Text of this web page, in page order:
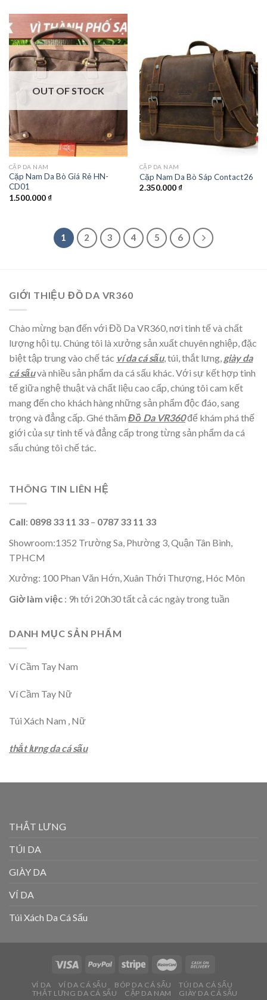
OUT OF STOCK
CẶP DA NAM
Cặp Nam Da Bò Giá Rẻ HN-
CD01
1.500.000₫
CẶP DA NAM
Cặp Nam Da Bò Sáp Contact26
2.350.000₫
1 2 3 4 5 6
GIỚI THIỆU ĐỒ DA VR360
Chào mừng bạn đến với Đồ Da VR360, nơi tinh tế và chất
lượng hội tụ. Chúng tôi là xưởng sản xuất chuyên nghiệp, đặc
biệt tập trung vào chế tác ví da cá sấu, túi, thắt lưng, giày da
cá sấuvà nhiều sản phẩm da cá sấu khác. Với sự kết hợp tinh
tế giữa nghệ thuật và chất liệu cao cấp, chúng tôi cam kết
mang đến cho khách hàng những sản phẩm độc đáo, sang
trọng và đẳng cấp. Ghé thăm Đồ Da VR360để khám phá thế
giới của sự tinh tế và đẳng cấp trong từng sản phẩm da cá
sấu chúng tôi chế tác.
THÔNG TIN LIÊN HỆ
Call: 0898 33 11 33 – 0787 33 11 33
Showroom:1352 Trường Sa, Phường 3, Quận Tân Bình,
TPHCM
Xưởng: 100 Phan Văn Hớn, Xuân Thới Thượng, Hóc Môn
Giờ làm việc : 9h tới 20h30 tất cả các ngày trong tuần
DANH MỤC SẢN PHẨM
Ví Cầm Tay Nam
Ví Cầm Tay Nữ
Túi Xách Nam , Nữ
thắt lưng da cá sấu
THẮT LƯNG
TÚI DA
GIÀY DA
VÍ DA
Túi Xách Da Cá Sấu
VÍ DA VÍ DA CÁ SẤU BÓP DA CÁ SẤU
TÚI DA CÁ SẤU
THẮT LƯNG DA CÁ SẤU
CẶP DA NAM GIÀY DA CÁ SẤU